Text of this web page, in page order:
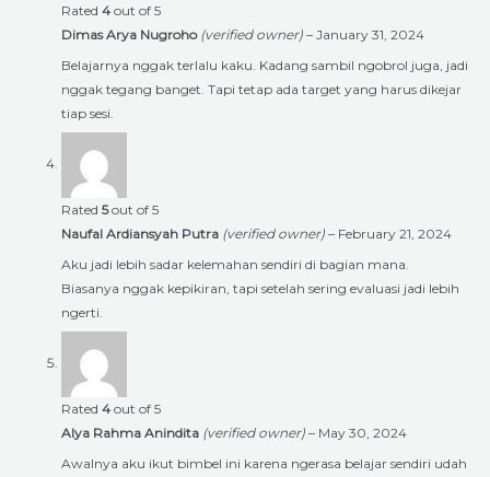
Rated 4 out of 5
Dimas Arya Nugroho (verified owner) – January 31, 2024
Belajarnya nggak terlalu kaku. Kadang sambil ngobrol juga, jadi
nggak tegang banget. Tapi tetap ada target yang harus dikejar
tiap sesi.
Rated 5out of 5
Naufal Ardiansyah Putra (verified owner) – February 21, 2024
Aku jadi lebih sadar kelemahan sendiri di bagian mana.
Biasanya nggak kepikiran, tapi setelah sering evaluasi jadi lebih
ngerti.
Rated 4 out of 5
Alya Rahma Anindita (verified owner) – May 30, 2024
Awalnya aku ikut bimbel ini karena ngerasa belajar sendiri udah